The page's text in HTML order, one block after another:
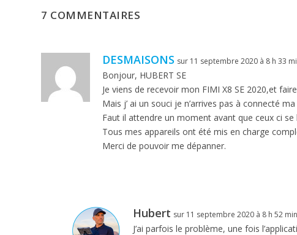
7 COMMENTAIRES
DESMAISONS sur 11 septembre 2020 à 8 h 33
Bonjour, HUBERT SE
Je viens de recevoir mon FIMI X8 SE 2020,et
Mais j’ ai un souci je n’arrives pas à connecté
Faut il attendre un moment avant que ceux ci se
Tous mes appareils ont été mis en charge
Merci de pouvoir me dépanner.
Hubert sur 11 septembre 2020 à 8 h 52 min
J’ai parfois le problème, une fois